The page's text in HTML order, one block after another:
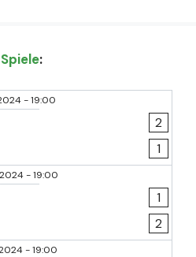
:
-19:00
2
1
-19:00
1
2
-19:00